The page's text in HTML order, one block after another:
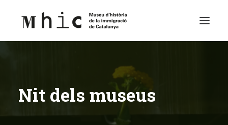
Museu
Visita’ns
Exposicions
Nit dels museus